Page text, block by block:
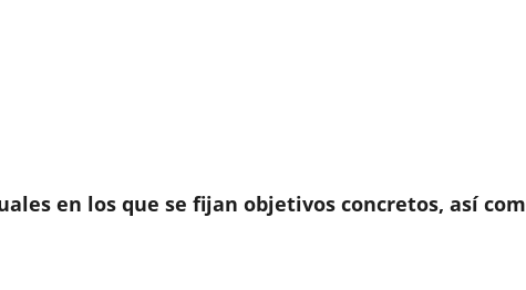
en los que se fijan objetivos concretos, así